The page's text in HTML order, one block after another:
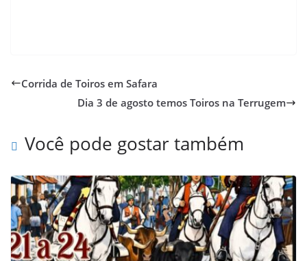
Corrida de Toiros em Safara
Dia 3 de agosto temos Toiros na Terrugem
Você pode gostar também